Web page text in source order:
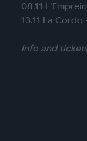
08.11
13.11 La
Info and